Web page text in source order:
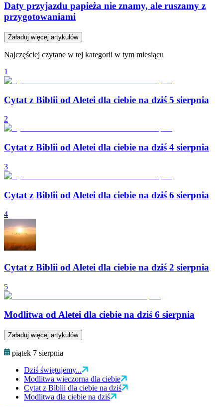
Daty przyjazdu papieża nie znamy, ale ruszamy z
przygotowaniami
Załaduj więcej artykułów
Najczęściej czytane w tej kategorii w tym miesiącu
1
Cytat z Biblii od Aletei dla ciebie na dziś 5 sierpnia
2
Cytat z Biblii od Aletei dla ciebie na dziś 4 sierpnia
3
Cytat z Biblii od Aletei dla ciebie na dziś 6 sierpnia
4
Cytat z Biblii od Aletei dla ciebie na dziś 2 sierpnia
5
Modlitwa od Aletei dla ciebie na dziś 6 sierpnia
Załaduj więcej artykułów
piątek 7 sierpnia
Dziś świętujemy...
Modlitwa wieczorna dla ciebie
Cytat z Biblii dla ciebie na dziś
Modlitwa dla ciebie na dziś